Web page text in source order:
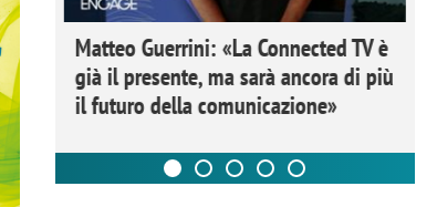
Matteo Guerrini: «La Connected TV è
già il presente, ma sarà ancora di più
il futuro della comunicazione»